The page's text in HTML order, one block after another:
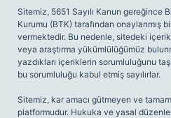
Sitemiz, 5651 Sayılı Kanun gereğince
Kurumu (BTK) tarafından onaylanmış
vermektedir. Bu nedenle, sitedeki
veya araştırma yükümlülüğümüz
yazdıkları içeriklerin sorumluluğunu
bu sorumluluğu kabul etmiş sayılırlar.
Sitemiz, kar amacı gütmeyen ve
platformudur. Hukuka ve yasal